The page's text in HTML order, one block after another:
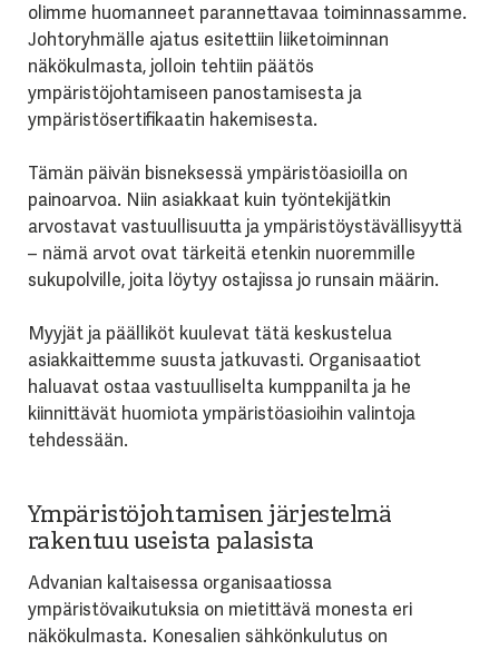
olimme huomanneet parannettavaa toiminnassamme.
Johtoryhmälle ajatus esitettiin liiketoiminnan
näkökulmasta, jolloin tehtiin päätös
ympäristöjohtamiseen panostamisesta ja
ympäristösertifikaatin hakemisesta.
Tämän päivän bisneksessä ympäristöasioilla on
painoarvoa. Niin asiakkaat kuin työntekijätkin
arvostavat vastuullisuutta ja ympäristöystävällisyyttä
– nämä arvot ovat tärkeitä etenkin nuoremmille
sukupolville, joita löytyy ostajissa jo runsain määrin.
Myyjät ja päälliköt kuulevat tätä keskustelua
asiakkaittemme suusta jatkuvasti. Organisaatiot
haluavat ostaa vastuulliselta kumppanilta ja he
kiinnittävät huomiota ympäristöasioihin valintoja
tehdessään.
Ympäristöjohtamisen järjestelmä
rakentuu useista palasista
Advanian kaltaisessa organisaatiossa
ympäristövaikutuksia on mietittävä monesta eri
näkökulmasta. Konesalien sähkönkulutus on